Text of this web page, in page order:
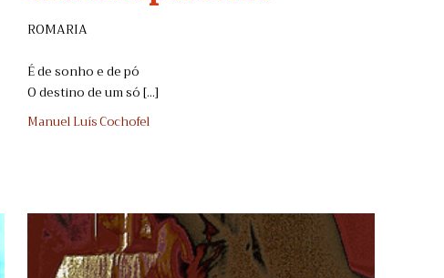
ROMARIA
É de sonho e de pó
O destino de um só [...]
Manuel Luís Cochofel